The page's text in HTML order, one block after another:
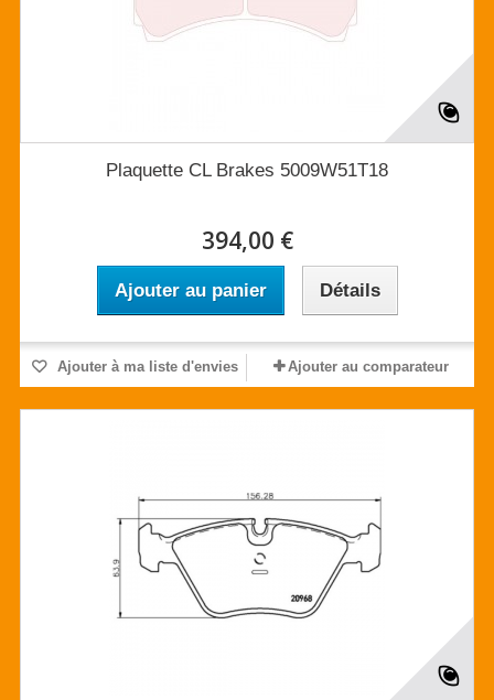
Plaquette CL Brakes 5009W51T18
394,00 €
Ajouter au panier Détails
Ajouter à ma liste d'envies Ajouter au comparateur